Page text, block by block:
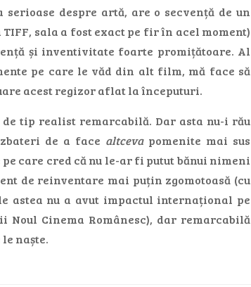
despre artă, are o secvență de un
sala a fost exact pe fir în acel moment)
și inventivitate foarte promițătoare. Al
pe care le văd din alt film, mă face să
acest regizor aflat la începuturi.
tip realist remarcabilă. Dar asta nu-i rău
de a face altcevapomenite mai sus
care cred că nu le-ar fi putut bănui nimeni
de reinventare mai puțin zgomotoasă (cu
nu a avut impactul internațional pe
Noul Cinema Românesc), dar remarcabilă
naște.